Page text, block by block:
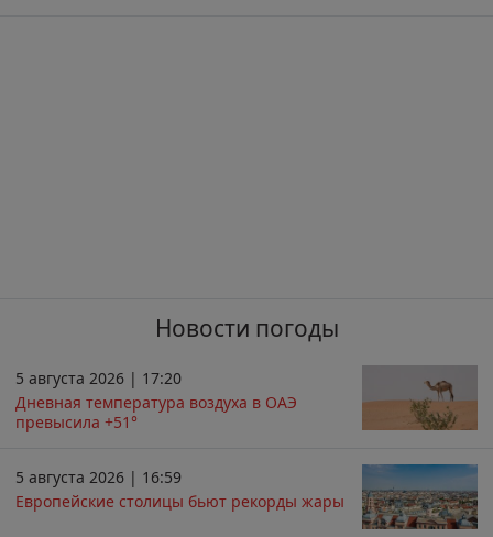
Новости погоды
5 августа 2026 | 17:20
Дневная температура воздуха в ОАЭ
превысила +51°
5 августа 2026 | 16:59
Европейские столицы бьют рекорды жары